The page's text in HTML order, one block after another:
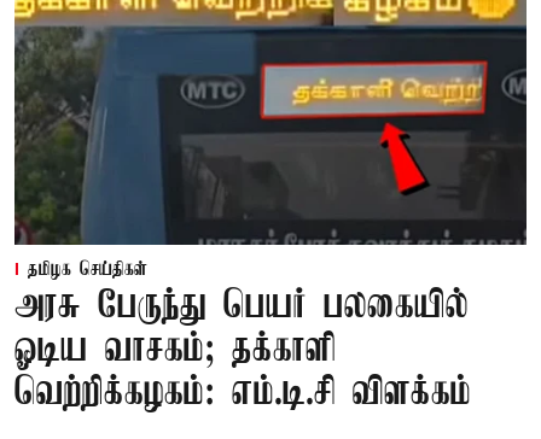
தமிழக செய்திகள்
அரசு பேருந்து பெயர் பலகையில்
ஓடிய வாசகம்; தக்காளி
வெற்றிக்கழகம்: எம்.டி.சி விளக்கம்